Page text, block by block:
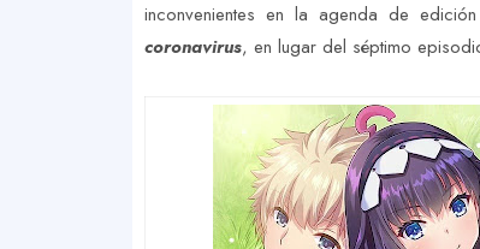
inconvenientes en la agenda de
coronavirus, en lugar del séptimo